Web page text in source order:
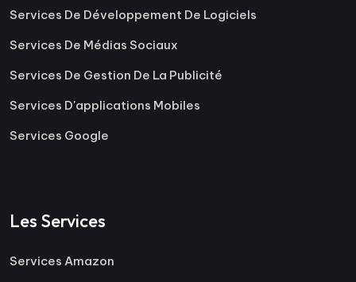
Services De Développement De Logiciels
Services De Médias Sociaux
Services De Gestion De La Publicité
Services D'applications Mobiles
Services Google
Les Services
Services Amazon